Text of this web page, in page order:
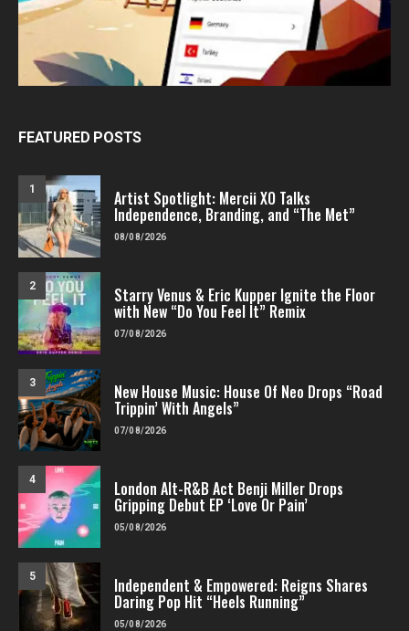
FEATURED POSTS
1 Artist Spotlight: Mercii XO Talks
Independence, Branding, and “The Met”
08/08/2026
2 Starry Venus & Eric Kupper Ignite the Floor
with New “Do You Feel It” Remix
07/08/2026
3 New House Music: House Of Neo Drops “Road
Trippin’ With Angels”
07/08/2026
4 London Alt-R&B Act Benji Miller Drops
Gripping Debut EP ‘Love Or Pain’
05/08/2026
5 Independent & Empowered: Reigns Shares
Daring Pop Hit “Heels Running”
05/08/2026